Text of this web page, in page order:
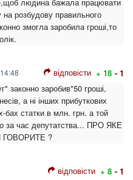
людина бажала працювати
розбудову правильного
змогла заробила гроші,то
відповісти + 18 - 1
законно заробив"50 гроші,
а ні інших прибуткових
бах статки в млн. грн. а той
за час депутатства... ПРО ЯКЕ
?
відповісти + 8 - 1